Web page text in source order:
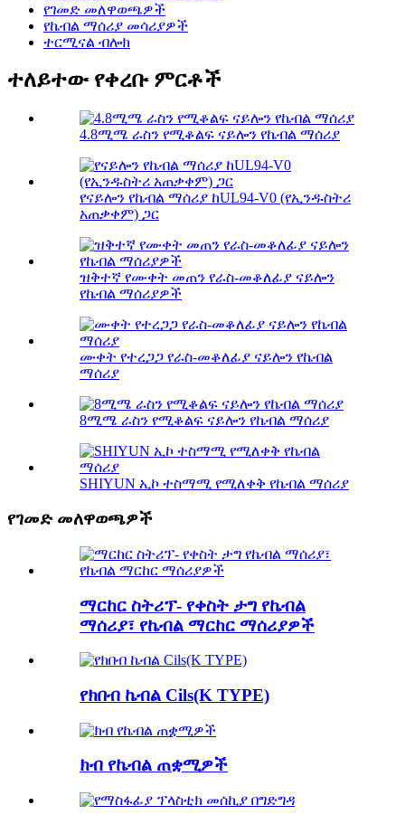
የገመድ መለዋወጫዎች
የኬብል ማሰሪያ መሳሪያዎች
ተርሚናል ብሎክ
ተለይተው የቀረቡ ምርቶች
4.8ሚሜ ራስን የሚቆልፍ ናይሎን የኬብል ማሰሪያ
የናይሎን የኬብል ማሰሪያ ከUL94-V0 (የኢንዱስትሪ
አጠቃቀም) ጋር
ዝቅተኛ የሙቀት መጠን የራስ-መቆለፊያ ናይሎን
የኬብል ማሰሪያዎች
ሙቀት የተረጋጋ የራስ-መቆለፊያ ናይሎን የኬብል
ማሰሪያ
8ሚሜ ራስን የሚቆልፍ ናይሎን የኬብል ማሰሪያ
SHIYUN ኢኮ ተስማሚ የሚለቀቅ የኬብል ማሰሪያ
የገመድ መለዋወጫዎች
ማርከር ስትሪፕ- የቀስት ታግ የኬብል
ማሰሪያ፣ የኬብል ማርከር ማሰሪያዎች
የክበብ ኬብል Cils(K TYPE)
ክብ የኬብል ጠቋሚዎች